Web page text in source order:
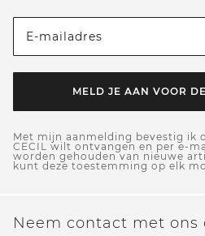
E-mailadres
MELD JE AAN VOOR
Met mijn aanmelding bevestig ik
CECIL wilt ontvangen en per e-
worden gehouden van nieuwe
kunt deze toestemming op elk
Neem contact met ons